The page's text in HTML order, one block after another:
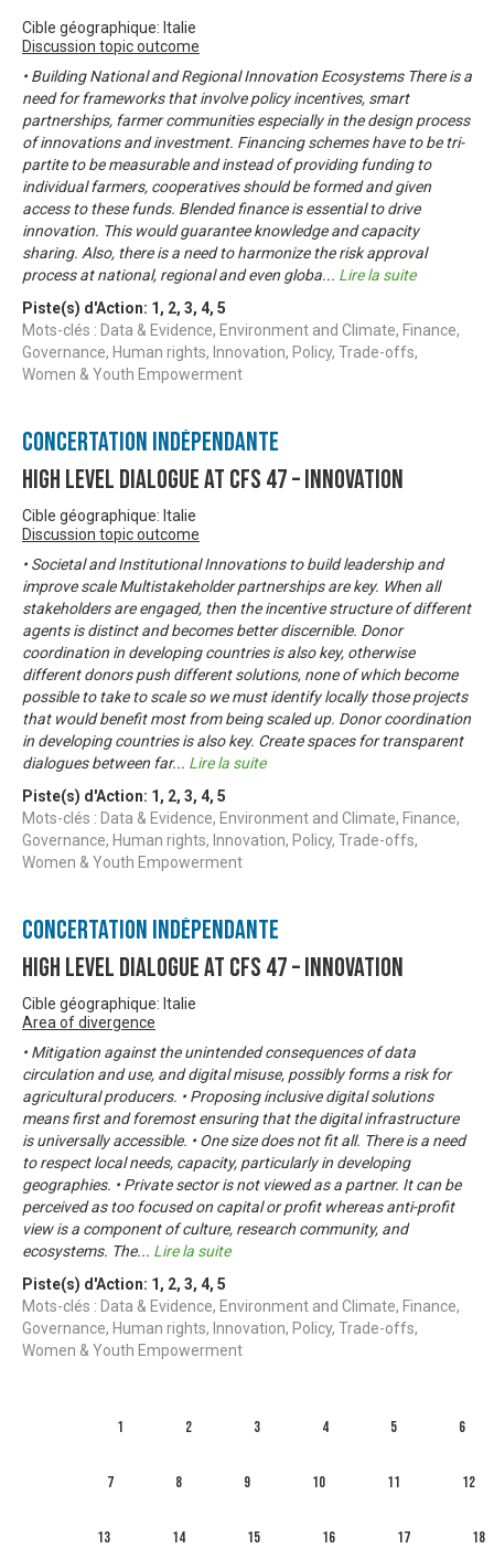
Cible géographique: Italie
Discussion topic outcome
• Building National and Regional Innovation Ecosystems There is a
need for frameworks that involve policy incentives, smart
partnerships, farmer communities especially in the design process
of innovations and investment. Financing schemes have to be tri-
partite to be measurable and instead of providing funding to
individual farmers, cooperatives should be formed and given
access to these funds. Blended finance is essential to drive
innovation. This would guarantee knowledge and capacity
sharing. Also, there is a need to harmonize the risk approval
process at national, regional and even globa... Lire la suite
Piste(s) d'Action: 1 , 2, 3, 4, 5
Mots-clés : Data & Evidence, Environment and Climate, Finance,
Governance, Human rights, Innovation, Policy, Trade-offs,
Women & Youth Empowerment
Concertation Indépendante
High Level Dialogue at CFS 47 – Innovation
Cible géographique: Italie
Discussion topic outcome
• Societal and Institutional Innovations to build leadership and
improve scale Multistakeholder partnerships are key. When all
stakeholders are engaged, then the incentive structure of different
agents is distinct and becomes better discernible. Donor
coordination in developing countries is also key, otherwise
different donors push different solutions, none of which become
possible to take to scale so we must identify locally those projects
that would benefit most from being scaled up. Donor coordination
in developing countries is also key. Create spaces for transparent
dialogues between far... Lire la suite
Piste(s) d'Action: 1 , 2, 3, 4, 5
Mots-clés : Data & Evidence, Environment and Climate, Finance,
Governance, Human rights, Innovation, Policy, Trade-offs,
Women & Youth Empowerment
Concertation Indépendante
High Level Dialogue at CFS 47 – Innovation
Cible géographique: Italie
Area of divergence
• Mitigation against the unintended consequences of data
circulation and use, and digital misuse, possibly forms a risk for
agricultural producers. • Proposing inclusive digital solutions
means first and foremost ensuring that the digital infrastructure
is universally accessible. • One size does not fit all. There is a need
to respect local needs, capacity, particularly in developing
geographies. • Private sector is not viewed as a partner. It can be
perceived as too focused on capital or profit whereas anti-profit
view is a component of culture, research community, and
ecosystems. The... Lire la suite
Piste(s) d'Action: 1 , 2, 3, 4, 5
Mots-clés : Data & Evidence, Environment and Climate, Finance,
Governance, Human rights, Innovation, Policy, Trade-offs,
Women & Youth Empowerment
1 2 3 4 5 6
7 8 9 10 11 12
13 14 15 16 17 18